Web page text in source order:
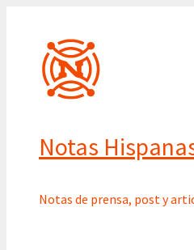
contenido
Notas
Notas de prensa, post y